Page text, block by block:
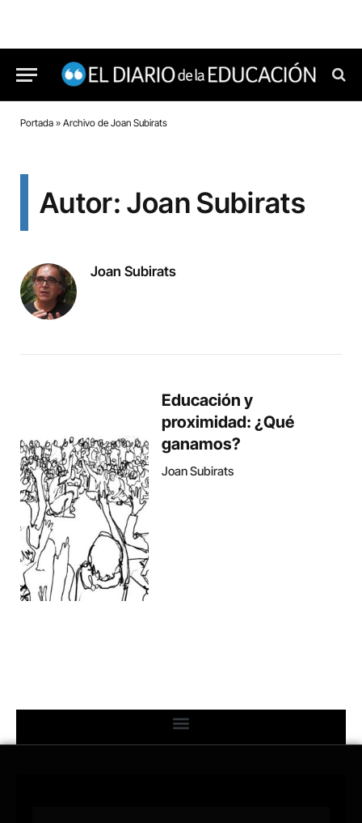
Portada » Archivo de Joan Subirats
Autor: Joan Subirats
Joan Subirats
Educación y
proximidad: ¿Qué
ganamos?
Joan Subirats